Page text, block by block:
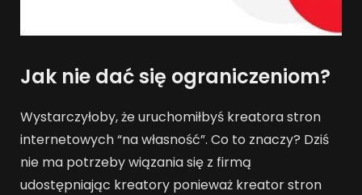
Jak nie dać się ograniczeniom?
Wystarczyłoby, że uruchomiłbyś kreatora stron
internetowych “na własność”. Co to znaczy? Dziś
nie ma potrzeby wiązania się z firmą
udostępniając kreatory ponieważ kreator stron